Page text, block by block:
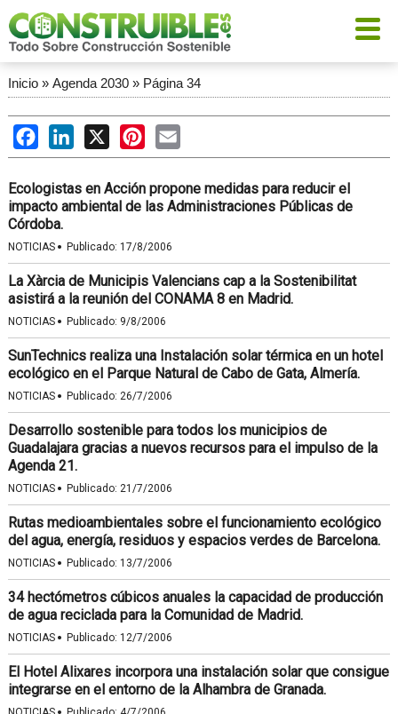
Inicio» Agenda 2030» Página 34
FacebookLinkedIn
X PinterestEmail
Ecologistas en Acción propone medidas para reducir el
impacto ambiental de las Administraciones Públicas de
Córdoba.
NOTICIAS · Publicado: 17/8/2006
La Xàrcia de Municipis Valencians cap a la Sostenibilitat
asistirá a la reunión del CONAMA 8 en Madrid.
NOTICIAS · Publicado: 9/8/2006
SunTechnics realiza una Instalación solar térmica en un hotel
ecológico en el Parque Natural de Cabo de Gata, Almería.
NOTICIAS · Publicado: 26/7/2006
Desarrollo sostenible para todos los municipios de
Guadalajara gracias a nuevos recursos para el impulso de la
Agenda 21.
NOTICIAS · Publicado: 21/7/2006
Rutas medioambientales sobre el funcionamiento ecológico
del agua, energía, residuos y espacios verdes de Barcelona.
NOTICIAS · Publicado: 13/7/2006
34 hectómetros cúbicos anuales la capacidad de producción
de agua reciclada para la Comunidad de Madrid.
NOTICIAS · Publicado: 12/7/2006
El Hotel Alixares incorpora una instalación solar que consigue
integrarse en el entorno de la Alhambra de Granada.